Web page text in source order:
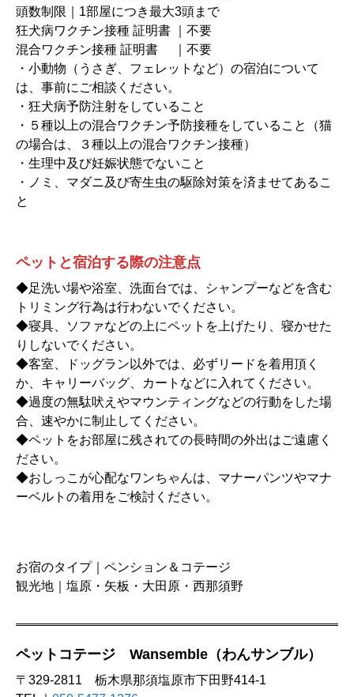
頭数制限｜1部屋につき最大3頭まで
狂犬病ワクチン接種 証明書 ｜不要
混合ワクチン接種 証明書 ｜不要
・小動物（うさぎ、フェレットなど）の宿泊について
は、事前にご相談ください。
・狂犬病予防注射をしていること
・５種以上の混合ワクチン予防接種をしていること（猫
の場合は、３種以上の混合ワクチン接種）
・生理中及び妊娠状態でないこと
・ノミ、マダニ及び寄生虫の駆除対策を済ませてあるこ
と
ペットと宿泊する際の注意点
◆足洗い場や浴室、洗面台では、シャンプーなどを含む
トリミング行為は行わないでください。
◆寝具、ソファなどの上にペットを上げたり、寝かせた
りしないでください。
◆客室、ドッグラン以外では、必ずリードを着用頂く
か、キャリーバッグ、カートなどに入れてください。
◆過度の無駄吠えやマウンティングなどの行動をした場
合、速やかに制止してください。
◆ペットをお部屋に残されての長時間の外出はご遠慮く
ださい。
◆おしっこが心配なワンちゃんは、マナーパンツやマナ
ーベルトの着用をご検討ください。
お宿のタイプ｜ペンション＆コテージ
観光地｜塩原・矢板・大田原・西那須野
ペットコテージ Wansemble（わんサンブル）
〒329-2811 栃木県那須塩原市下田野414-1